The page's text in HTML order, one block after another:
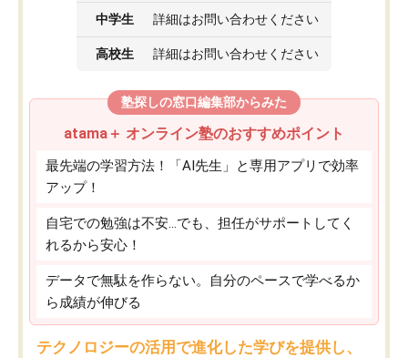
中学生 詳細はお問い合わせください
高校生 詳細はお問い合わせください
塾探しの窓口編集部からみた
atama＋ オンライン塾のおすすめポイント
最先端の学習方法！「AI先生」と専用アプリで効率
アップ！
自宅での勉強は不安…でも、担任がサポートしてく
れるから安心！
データで無駄を作らない。自分のペースで学べるか
ら成績が伸びる
テクノロジーの活用で進化した学びを提供し、